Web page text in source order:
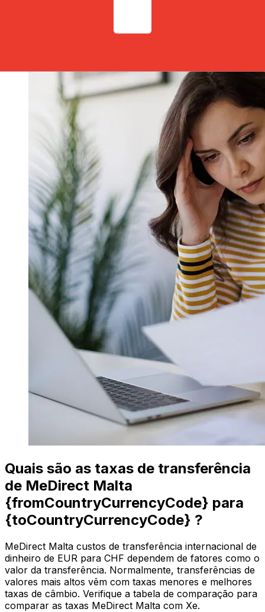
Quais são as taxas de transferência
de MeDirect Malta
{fromCountryCurrencyCode} para
{toCountryCurrencyCode} ?
MeDirect Malta custos de transferência internacional de
dinheiro de EUR para CHF dependem de fatores como o
valor da transferência. Normalmente, transferências de
valores mais altos vêm com taxas menores e melhores
taxas de câmbio. Verifique a tabela de comparação para
comparar as taxas MeDirect Malta com Xe.